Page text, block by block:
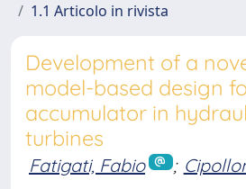
1.1 Articolo in rivista
Development of a
model-based design
accumulator in
turbines
Fatigati, Fabio ;